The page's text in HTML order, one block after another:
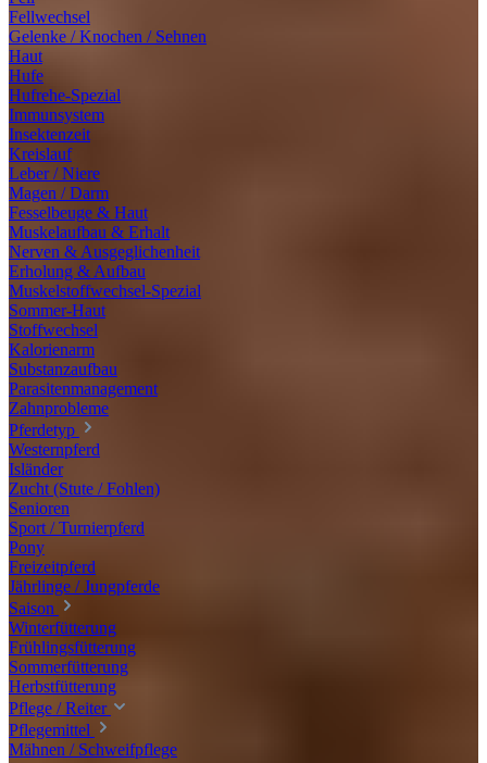
Fellwechsel
Gelenke / Knochen / Sehnen
Haut
Hufe
Hufrehe-Spezial
Immunsystem
Insektenzeit
Kreislauf
Leber / Niere
Magen / Darm
Fesselbeuge & Haut
Muskelaufbau & Erhalt
Nerven & Ausgeglichenheit
Erholung & Aufbau
Muskelstoffwechsel-Spezial
Sommer-Haut
Stoffwechsel
Kalorienarm
Substanzaufbau
Parasitenmanagement
Zahnprobleme
Pferdetyp
Westernpferd
Isländer
Zucht (Stute / Fohlen)
Senioren
Sport / Turnierpferd
Pony
Freizeitpferd
Jährlinge / Jungpferde
Saison
Winterfütterung
Frühlingsfütterung
Sommerfütterung
Herbstfütterung
Pflege / Reiter
Pflegemittel
Mähnen / Schweifpflege